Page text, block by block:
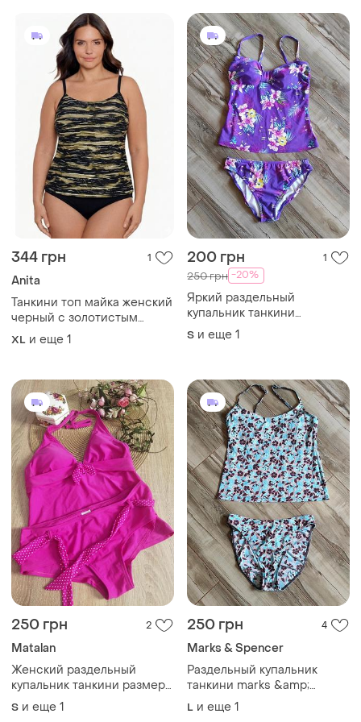
344 грн 1
Anita
Танкини топ майка женский
черный с золотистым
принтом на бретелях с
чашками xl/xxl
XL и еще 1
200 грн 1
250 грн -20%
Яркий раздельный
купальник танкини
фиолетовый с тропическим
принтом, размер s-m (36-
S и еще 1
250 грн 2
Мatalan
Женский раздельный
купальник танкини размера
s-m
S и еще 1
250 грн 4
Marks & Spencer
Раздельный купальник
танкини marks &amp;
spencer, размер паркс 14 (l-
xl)
L и еще 1